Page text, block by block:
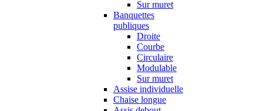
Sur muret
Banquettes
publiques
Droite
Courbe
Circulaire
Modulable
Sur muret
Assise individuelle
Chaise longue